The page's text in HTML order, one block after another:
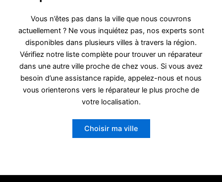
Vous n’êtes pas dans la ville que nous couvrons
actuellement ? Ne vous inquiétez pas, nos experts sont
disponibles dans plusieurs villes à travers la région.
Vérifiez notre liste complète pour trouver un réparateur
dans une autre ville proche de chez vous. Si vous avez
besoin d’une assistance rapide, appelez-nous et nous
vous orienterons vers le réparateur le plus proche de
votre localisation.
Choisir ma ville